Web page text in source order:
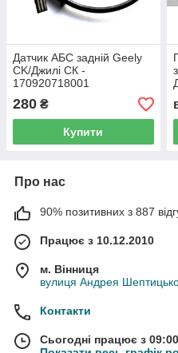
Датчик АБС задній Geely
CK/Джилі СК -
170920718001
280 ₴
Купити
Про нас
90% позитивних з 887
Працює з 10.12.2010
м. Вінниця
вулиця Андрея
Контакти
Сьогодні працює з